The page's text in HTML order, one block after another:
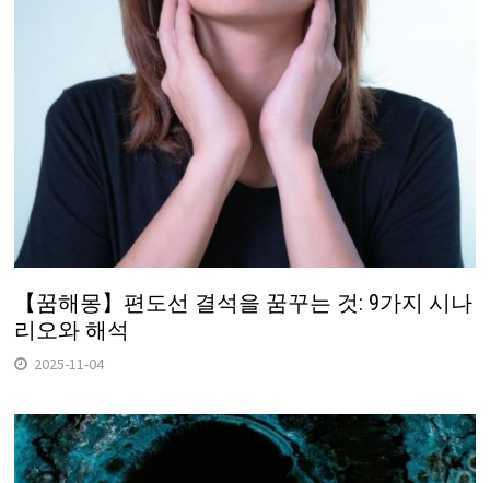
【꿈해몽】편도선 결석을 꿈꾸는 것: 9가지 시나
리오와 해석
2025-11-04